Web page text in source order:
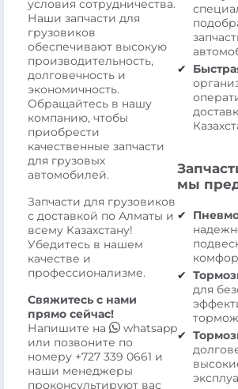
условия сотрудничества.
Наши запчасти для
грузовиков
обеспечивают высокую
производительность,
долговечность и
экономичность.
Обращайтесь в нашу
компанию, чтобы
приобрести
качественные запчасти
для грузовых
автомобилей.
Запчасти для грузовиков
с доставкой по Алматы и
всему Казахстану!
Убедитесь в нашем
качестве и
профессионализме.
Свяжитесь с нами
прямо сейчас!
Напишите на
whatsapp
или позвоните по
номеру +727 339 0661 и
наши менеджеры
проконсультируют вас
мы
для